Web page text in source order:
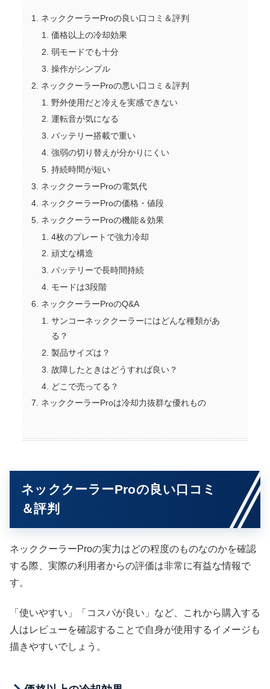
ネッククーラーProの良い口コミ＆評判
価格以上の冷却効果
弱モードでも十分
操作がシンプル
ネッククーラーProの悪い口コミ＆評判
野外使用だと冷えを実感できない
運転音が気になる
バッテリー搭載で重い
強弱の切り替えが分かりにくい
持続時間が短い
ネッククーラーProの電気代
ネッククーラーProの価格・値段
ネッククーラーProの機能＆効果
4枚のプレートで強力冷却
頑丈な構造
バッテリーで長時間持続
モードは3段階
ネッククーラーProのQ&A
サンコーネッククーラーにはどんな種類があ
る？
製品サイズは？
故障したときはどうすれば良い？
どこで売ってる？
ネッククーラーProは冷却力抜群な優れもの
ネッククーラーProの良い口コミ
＆評判
ネッククーラーProの実力はどの程度のものなのかを確認
する際、実際の利用者からの評価は非常に有益な情報で
す。
「使いやすい」「コスパが良い」など、これから購入する
人はレビューを確認することで自身が使用するイメージも
描きやすいでしょう。